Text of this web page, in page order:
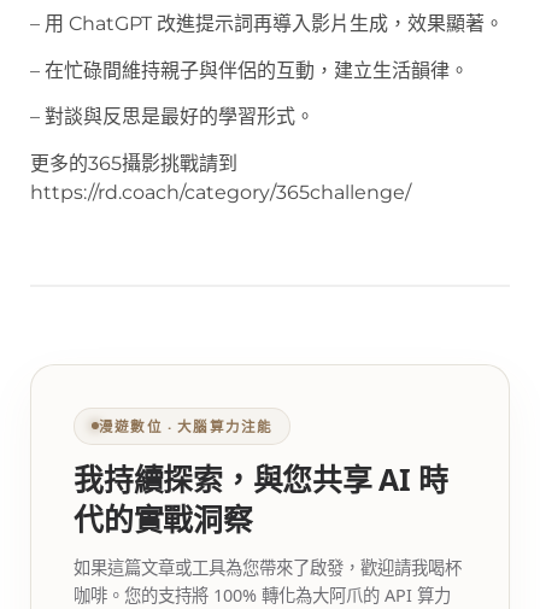
– 用 ChatGPT 改進提示詞再導入影片生成，效果顯著。
– 在忙碌間維持親子與伴侶的互動，建立生活韻律。
– 對談與反思是最好的學習形式。
更多的365攝影挑戰請到
https://rd.coach/category/365challenge/
漫遊數位 ‧ 大腦算力注能
我持續探索，與您共享 AI 時
代的實戰洞察
如果這篇文章或工具為您帶來了啟發，歡迎請我喝杯
咖啡。您的支持將 100% 轉化為大阿爪的 API 算力